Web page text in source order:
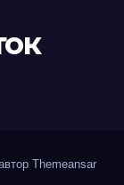
Themeansar